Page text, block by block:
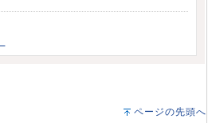
ページの先頭へ